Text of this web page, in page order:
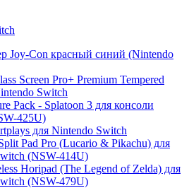
Joy-Con красный синий (Nintendo
Screen Pro+ Premium Tempered
Switch
Pack - Splatoon 3 для консоли
425U)
для Nintendo Switch
Pad Pro (Lucario & Pikachu) для
(NSW-414U)
Horipad (The Legend of Zelda) для
(NSW-479U)